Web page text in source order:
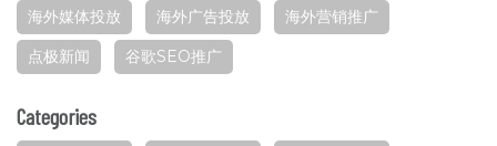
点极学院
海外媒体投放 海外广告投放
海外营销推广
点极新闻
谷歌SEO推广
Categories